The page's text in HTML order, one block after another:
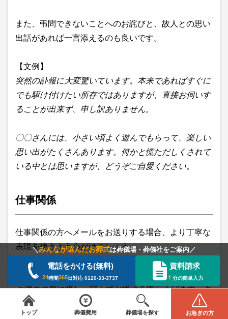
また、弔問できないことへのお詫びと、故人との思い
出話があれば一言添えるのも良いです。
【文例】
突然の訃報に大変驚いています。本来であればすぐに
でも駆け付けたい所存ではありますが、直接お伺いす
ることが出来ず、申し訳ありません。
〇〇さんには、小さい頃よく遊んでもらって、楽しい
思い出がたくさんあります。何かと慌ただしくされて
いる中とは思いますが、どうぞご自愛ください。
仕事関係
仕事関係の方へメールをお送りする場合、より丁寧な
表現を使うよう心がけましょう。
【文例】
ご逝去の報に接し、謹んでお悔やみ申し上げます。さ
ぞお力落としのことと思います。
トップ 葬儀費用 葬儀場を探す
全国から葬儀場を探す
お急ぎの方
＼みんなが選んだお葬式は葬儀場・葬儀社をご案内／
電話をかける(無料)
24時間365日対応0120-33-3737
資料請求
１ 分の簡単入力